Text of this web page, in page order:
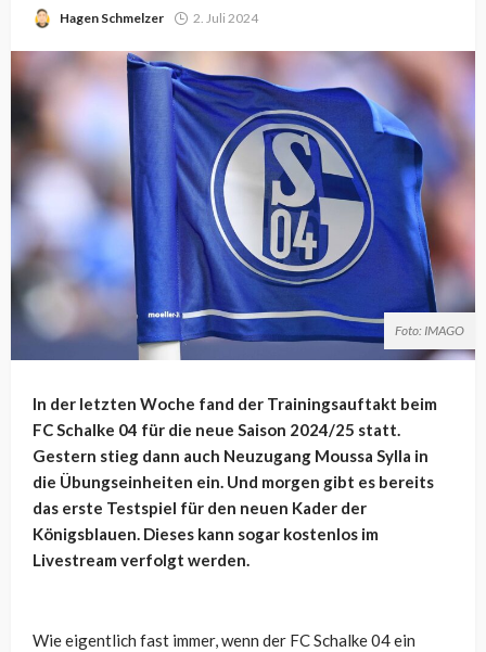
Hagen Schmelzer 2. Juli 2024
Foto: IMAGO
In der letzten Woche fand der Trainingsauftakt beim
FC Schalke 04 für die neue Saison 2024/25 statt.
Gestern stieg dann auch Neuzugang Moussa Sylla in
die Übungseinheiten ein. Und morgen gibt es bereits
das erste Testspiel für den neuen Kader der
Königsblauen. Dieses kann sogar kostenlos im
Livestream verfolgt werden.
Wie eigentlich fast immer, wenn der FC Schalke 04 ein